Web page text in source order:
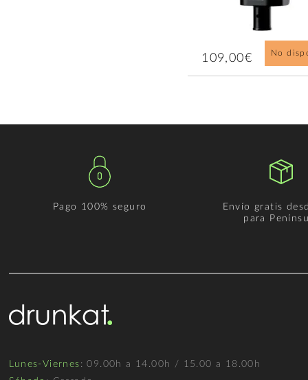
109,00€ No
Pago 100% seguro
Envío gratis
para
Lunes-Viernes : 09.00h a 14.00h / 15.00 a 18.00h